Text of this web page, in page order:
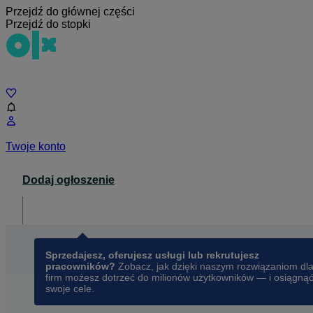
Przejdź do głównej części
Przejdź do stopki
Twoje konto
Dodaj ogłoszenie
Sprzedajesz, oferujesz usługi lub rekrutujesz
pracowników? Zobacz, jak dzięki naszym rozwiązaniom dla
firm możesz dotrzeć do milionów użytkowników — i osiągnąć
swoje cele.